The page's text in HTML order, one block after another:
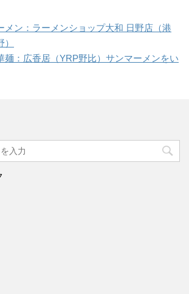
メン：ラーメンショップ大和 日野店（港
麺：広香居（YRP野比）サンマーメンをい